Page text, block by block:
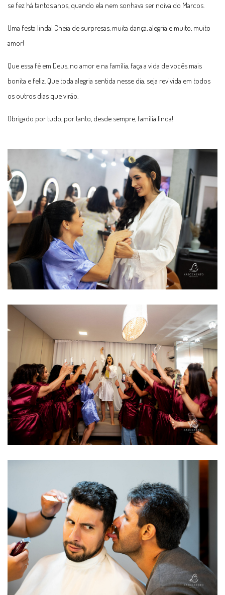
se fez há tantos anos, quando ela nem sonhava ser noiva do Marcos.
Uma festa linda! Cheia de surpresas, muita dança, alegria e muito, muito
amor!
Que essa fé em Deus, no amor e na família, faça a vida de vocês mais
bonita e feliz. Que toda alegria sentida nesse dia, seja revivida em todos
os outros dias que virão.
Obrigado por tudo, por tanto, desde sempre, família linda!